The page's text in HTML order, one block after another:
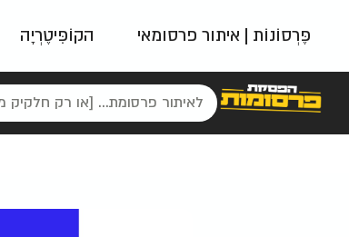
פֶּרְסוֹנוֹת | איתור פרסומאי הקוֹפִּיטֶרְיָה
פאשן
ניינטיז